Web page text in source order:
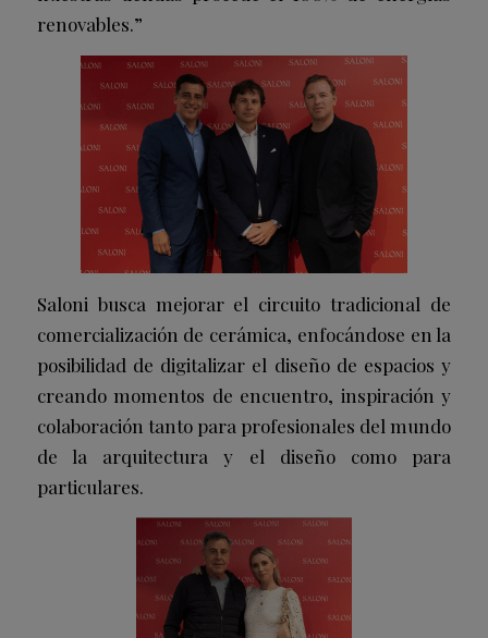
renovables.”
Saloni busca mejorar el circuito tradicional de
comercialización de cerámica, enfocándose en la
posibilidad de digitalizar el diseño de espacios y
creando momentos de encuentro, inspiración y
colaboración tanto para profesionales del mundo
de la arquitectura y el diseño como para
particulares.